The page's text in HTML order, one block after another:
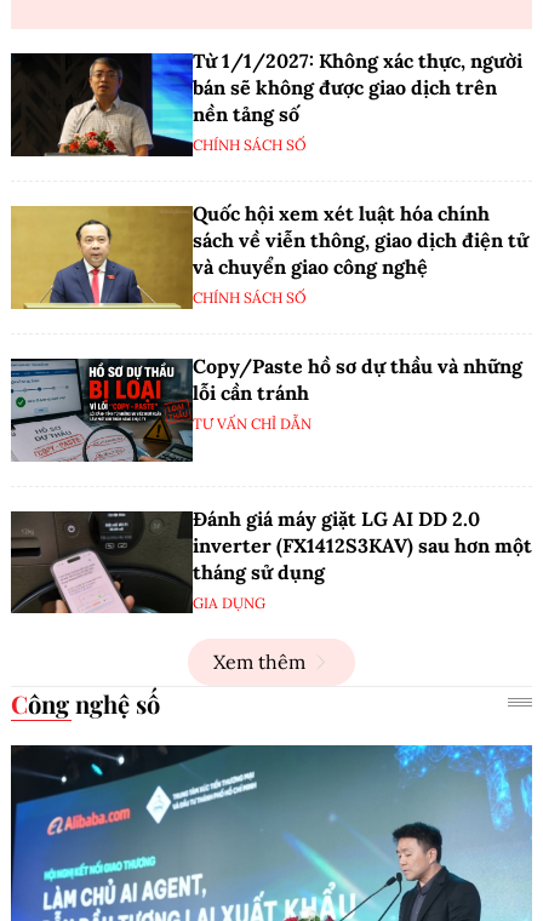
Từ 1/1/2027: Không xác thực, người
bán sẽ không được giao dịch trên
nền tảng số
CHÍNH SÁCH SỐ
Quốc hội xem xét luật hóa chính
sách về viễn thông, giao dịch điện tử
và chuyển giao công nghệ
CHÍNH SÁCH SỐ
Copy/Paste hồ sơ dự thầu và những
lỗi cần tránh
TƯ VẤN CHỈ DẪN
Đánh giá máy giặt LG AI DD 2.0
inverter (FX1412S3KAV) sau hơn một
tháng sử dụng
GIA DỤNG
Xem thêm
Công nghệ số